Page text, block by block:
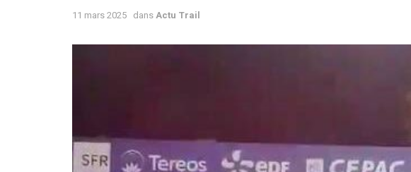
11 mars 2025 dansActu Trail